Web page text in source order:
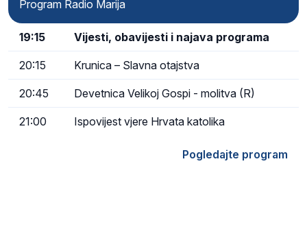
Program Radio Marija
19:15 Vijesti, obavijesti i najava programa
20:15 Krunica – Slavna otajstva
20:45 Devetnica Velikoj Gospi - molitva (R)
21:00 Ispovijest vjere Hrvata katolika
Pogledajte program